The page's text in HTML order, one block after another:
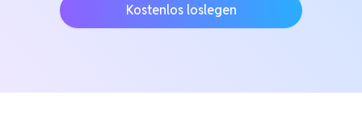
Kostenlos loslegen